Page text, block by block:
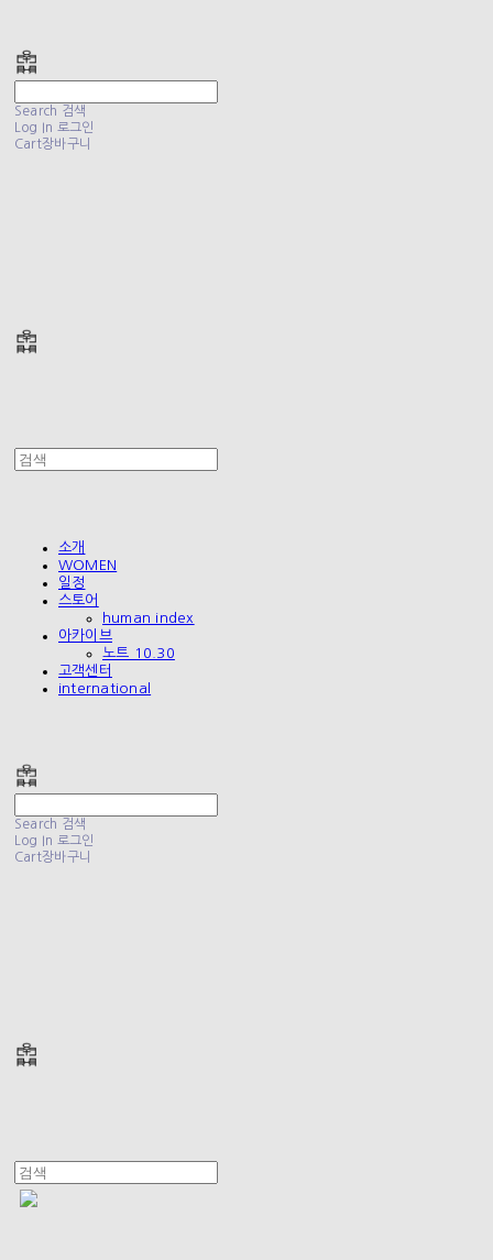
Search 검색
Log In 로그인
Cart장바구니
소개
WOMEN
일정
스토어
human index
아카이브
노트 10.30
고객센터
international
Search 검색
Log In 로그인
Cart장바구니